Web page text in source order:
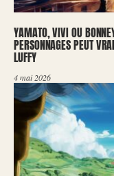
YAMATO, VIVI OU
PERSONNAGES PEUT
LUFFY
4 mai 2026